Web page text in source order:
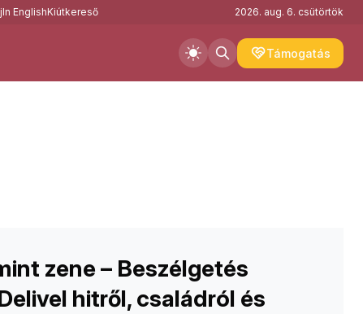
In EnglishKiútkereső 2026. aug. 6. csütörtök
Támogatás
zene – Beszélgetés
hitről, családról és